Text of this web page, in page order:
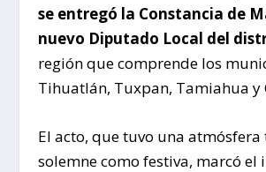
se entregó la Constancia de
nuevo Diputado Local del
región que comprende los
Tihuatlán, Tuxpan, Tamiahua y
El acto, que tuvo una atmósfera
solemne como festiva, marcó el